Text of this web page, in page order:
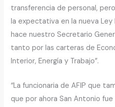
transferencia de personal,
la expectativa en la nueva
hace nuestro Secretario
tanto por las carteras de
Interior, Energía y Trabajo”.
“La funcionaria de AFIP que
que por ahora San Antonio